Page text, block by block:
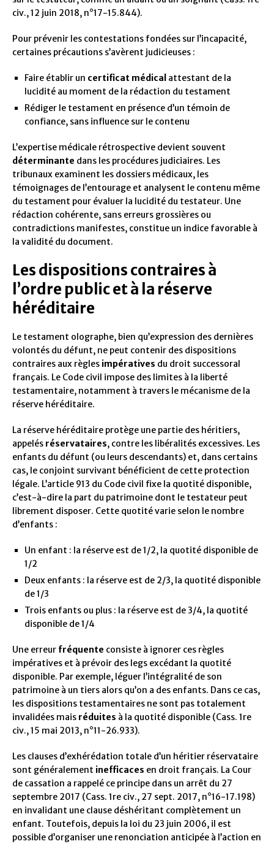
civ., 12 juin 2018, n°17-15.844).
Pour prévenir les contestations fondées sur l’incapacité,
certaines précautions s’avèrent judicieuses :
Faire établir un certificat médical attestant de la
lucidité au moment de la rédaction du testament
Rédiger le testament en présence d’un témoin de
confiance, sans influence sur le contenu
L’expertise médicale rétrospective devient souvent
déterminante dans les procédures judiciaires. Les
tribunaux examinent les dossiers médicaux, les
témoignages de l’entourage et analysent le contenu même
du testament pour évaluer la lucidité du testateur. Une
rédaction cohérente, sans erreurs grossières ou
contradictions manifestes, constitue un indice favorable à
la validité du document.
Les dispositions contraires à
l’ordre public et à la réserve
héréditaire
Le testament olographe, bien qu’expression des dernières
volontés du défunt, ne peut contenir des dispositions
contraires aux règles impératives du droit successoral
français. Le Code civil impose des limites à la liberté
testamentaire, notamment à travers le mécanisme de la
réserve héréditaire.
La réserve héréditaire protège une partie des héritiers,
appelés réservataires, contre les libéralités excessives. Les
enfants du défunt (ou leurs descendants) et, dans certains
cas, le conjoint survivant bénéficient de cette protection
légale. L’article 913 du Code civil fixe la quotité disponible,
c’est-à-dire la part du patrimoine dont le testateur peut
librement disposer. Cette quotité varie selon le nombre
d’enfants :
Un enfant : la réserve est de 1/2, la quotité disponible de
1/2
Deux enfants : la réserve est de 2/3, la quotité disponible
de 1/3
Trois enfants ou plus : la réserve est de 3/4, la quotité
disponible de 1/4
Une erreur fréquente consiste à ignorer ces règles
impératives et à prévoir des legs excédant la quotité
disponible. Par exemple, léguer l’intégralité de son
patrimoine à un tiers alors qu’on a des enfants. Dans ce cas,
les dispositions testamentaires ne sont pas totalement
invalidées mais réduites à la quotité disponible (Cass. 1re
civ., 15 mai 2013, n°11-26.933).
Les clauses d’exhérédation totale d’un héritier réservataire
sont généralement inefficaces en droit français. La Cour
de cassation a rappelé ce principe dans un arrêt du 27
septembre 2017 (Cass. 1re civ., 27 sept. 2017, n°16-17.198)
en invalidant une clause déshéritant complètement un
enfant. Toutefois, depuis la loi du 23 juin 2006, il est
possible d’organiser une renonciation anticipée à l’action en